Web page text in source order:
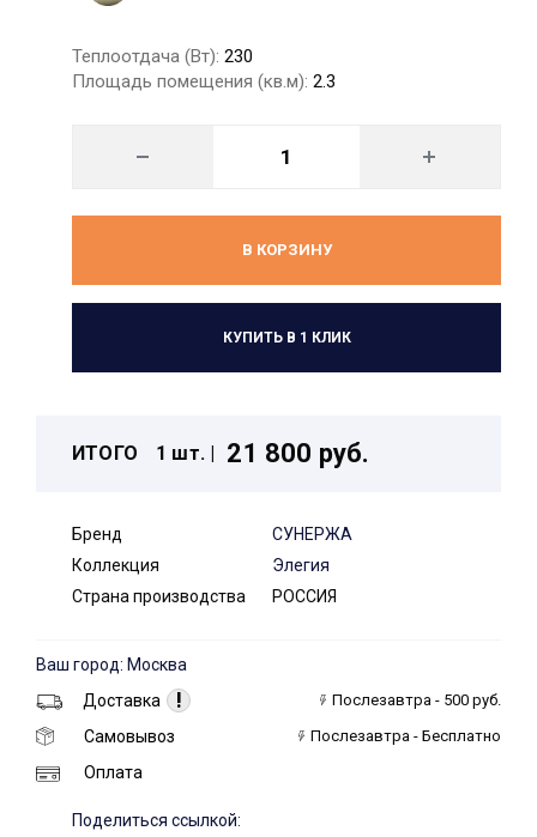
Теплоотдача (Вт): 230
Площадь помещения (кв.м): 2.3
В КОРЗИНУ
КУПИТЬ В 1 КЛИК
ИТОГО 1 шт. | 21 800 руб.
Бренд
СУНЕРЖА
Коллекция
Элегия
Страна производства
РОССИЯ
Ваш город: Москва
Доставка
! Послезавтра - 500 руб.
Самовывоз Послезавтра - Бесплатно
Оплата
Поделиться ссылкой: